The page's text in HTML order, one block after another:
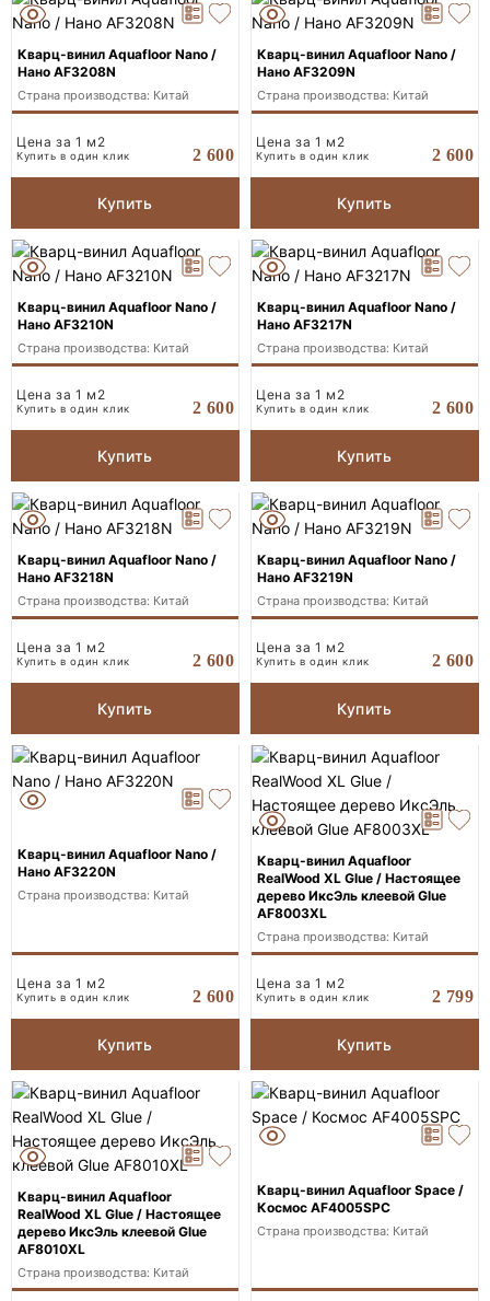
Кварц-винил Aquafloor Nano /
Нано AF3208N
Страна производства: Китай
Цена за 1 м2
Купить в один клик 2 600
Купить
Кварц-винил Aquafloor Nano /
Нано AF3209N
Страна производства: Китай
Цена за 1 м2
Купить в один клик 2 600
Купить
Кварц-винил Aquafloor Nano /
Нано AF3210N
Страна производства: Китай
Цена за 1 м2
Купить в один клик 2 600
Купить
Кварц-винил Aquafloor Nano /
Нано AF3217N
Страна производства: Китай
Цена за 1 м2
Купить в один клик 2 600
Купить
Кварц-винил Aquafloor Nano /
Нано AF3218N
Страна производства: Китай
Цена за 1 м2
Купить в один клик 2 600
Купить
Кварц-винил Aquafloor Nano /
Нано AF3219N
Страна производства: Китай
Цена за 1 м2
Купить в один клик 2 600
Купить
Кварц-винил Aquafloor Nano /
Нано AF3220N
Страна производства: Китай
Цена за 1 м2
Купить в один клик 2 600
Купить
Кварц-винил Aquafloor
RealWood XL Glue / Настоящее
дерево ИксЭль клеевой Glue
AF8003XL
Страна производства: Китай
Цена за 1 м2
Купить в один клик 2 799
Купить
Кварц-винил Aquafloor
RealWood XL Glue / Настоящее
дерево ИксЭль клеевой Glue
AF8010XL
Страна производства: Китай
Кварц-винил Aquafloor Space /
Космос AF4005SPC
Страна производства: Китай